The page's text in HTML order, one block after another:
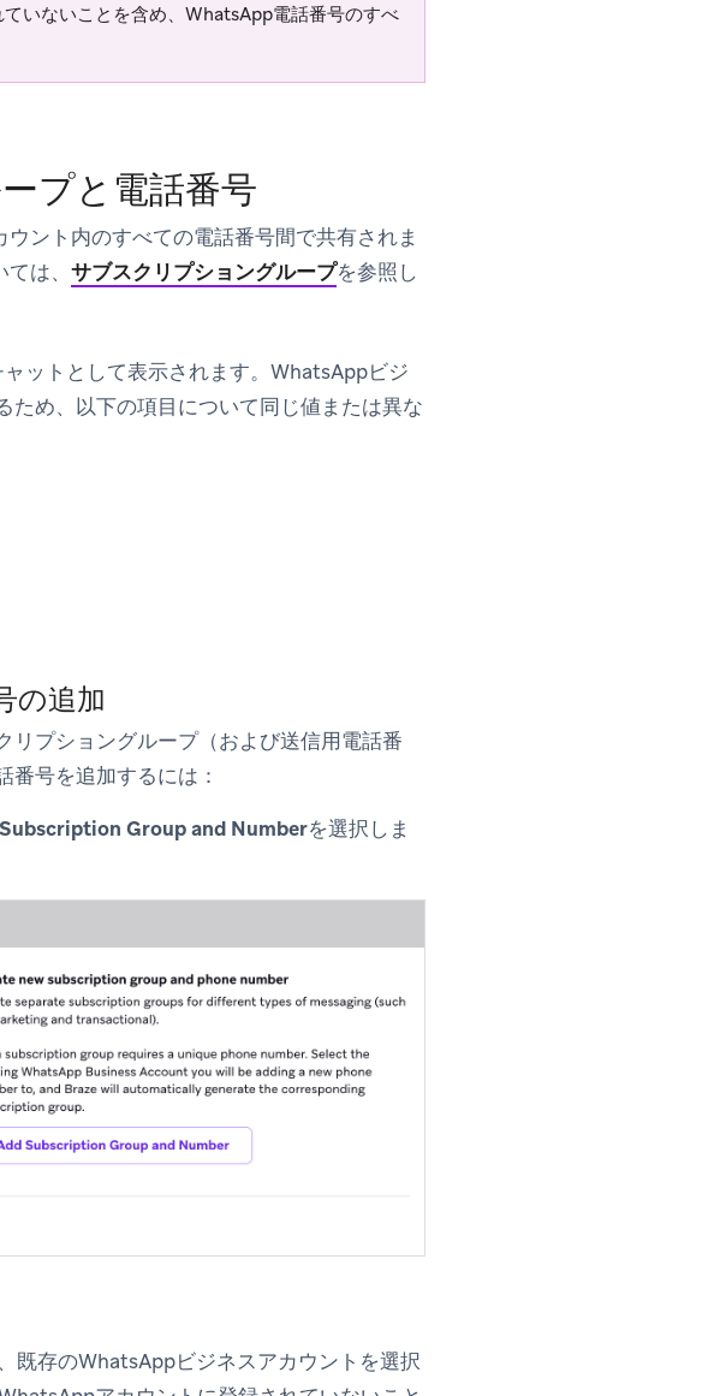
いないことを含め、WhatsApp電話番号のすべ
プと電話番号
ント内のすべての電話番号間で共有されま
は、 サブスクリプショングループを参照し
ットとして表示されます。WhatsAppビジ
め、以下の項目について同じ値または異な
の追加
プショングループ（および送信用電話番
号を追加するには：
Group and Numberを選択しま
既存のWhatsAppビジネスアカウントを選択